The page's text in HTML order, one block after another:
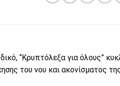
“Κρυπτόλεξα για όλους”
του νου και ακονίσματος